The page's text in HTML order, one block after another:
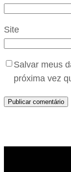
Site
Salvar meus
próxima vez